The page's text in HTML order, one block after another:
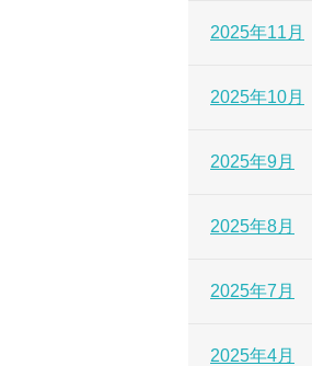
2025年11月
2025年10月
2025年9月
2025年8月
2025年7月
2025年4月